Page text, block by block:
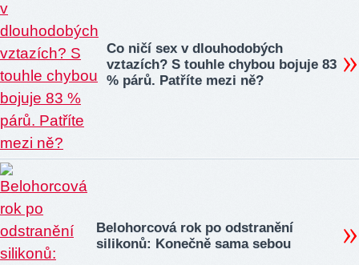
Co ničí sex v dlouhodobých
vztazích? S touhle chybou bojuje 83
% párů. Patříte mezi ně?
Belohorcová rok po odstranění
silikonů: Konečně sama sebou